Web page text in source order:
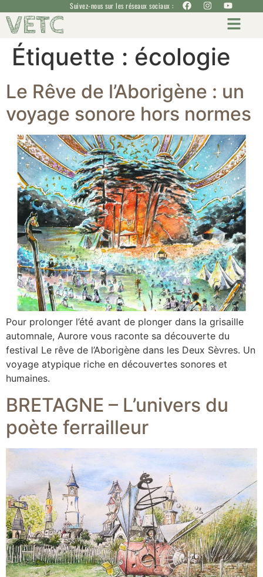
Suivez-nous sur les réseaux sociaux :
VETC
Étiquette : écologie
Le Rêve de l’Aborigène : un
voyage sonore hors normes
Pour prolonger l’été avant de plonger dans la grisaille
automnale, Aurore vous raconte sa découverte du
festival Le rêve de l’Aborigène dans les Deux Sèvres. Un
voyage atypique riche en découvertes sonores et
humaines.
BRETAGNE – L’univers du
poète ferrailleur